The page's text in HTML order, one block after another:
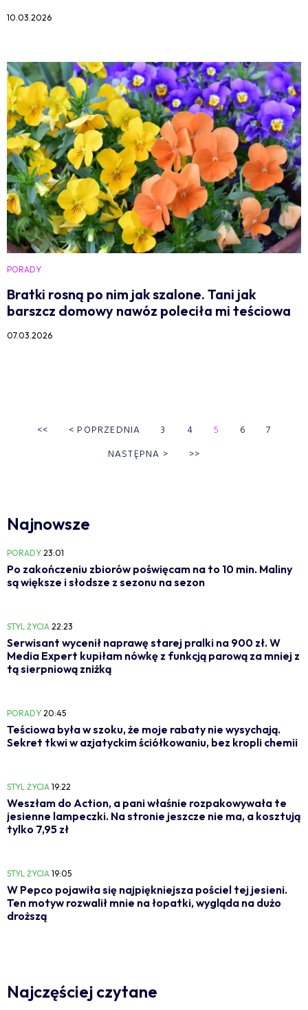
10.03.2026
PORADY
Bratki rosną po nim jak szalone. Tani jak
barszcz domowy nawóz poleciła mi teściowa
07.03.2026
<< < POPRZEDNIA 3 4 5 6
7
NASTĘPNA > >>
Najnowsze
PORADY 23:01
Po zakończeniu zbiorów poświęcam na to 10 min. Maliny
są większe i słodsze z sezonu na sezon
STYL ŻYCIA 22:23
Serwisant wycenił naprawę starej pralki na 900 zł. W
Media Expert kupiłam nówkę z funkcją parową za mniej z
tą sierpniową zniżką
PORADY 20:45
Teściowa była w szoku, że moje rabaty nie wysychają.
Sekret tkwi w azjatyckim ściółkowaniu, bez kropli chemii
STYL ŻYCIA 19:22
Weszłam do Action, a pani właśnie rozpakowywała te
jesienne lampeczki. Na stronie jeszcze nie ma, a kosztują
tylko 7,95 zł
STYL ŻYCIA 19:05
W Pepco pojawiła się najpiękniejsza pościel tej jesieni.
Ten motyw rozwalił mnie na łopatki, wygląda na dużo
droższą
Najczęściej czytane